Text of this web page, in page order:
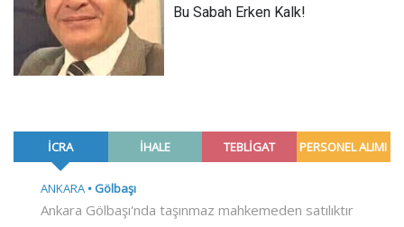
Bu Sabah Erken Kalk!